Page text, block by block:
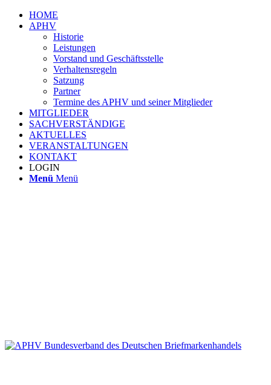
HOME
APHV
Historie
Leistungen
Vorstand und Geschäftsstelle
Verhaltensregeln
Satzung
Partner
Termine des APHV und seiner Mitglieder
MITGLIEDER
SACHVERSTÄNDIGE
AKTUELLES
VERANSTALTUNGEN
KONTAKT
LOGIN
Menü Menü